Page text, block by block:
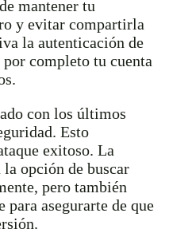
mantener tu
y evitar compartirla
la autenticación de
por completo tu cuenta
con los últimos
Esto
exitoso. La
opción de buscar
pero también
asegurarte de que